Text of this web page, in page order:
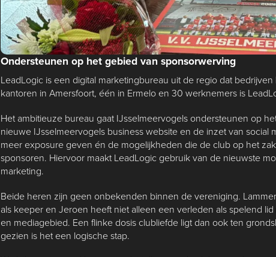
Ondersteunen op het gebied van sponsorwerving
LeadLogic is een digital marketingbureau uit de regio dat
kantoren in Amersfoort, één in Ermelo en 30 werknemers is
Het ambitieuze bureau gaat IJsselmeervogels ondersteunen op
nieuwe IJsselmeervogels business website en de inzet van social
meer exposure geven én de mogelijkheden die de club op het
sponsoren. Hiervoor maakt LeadLogic gebruik van de nieuwste
marketing.
Beide heren zijn geen onbekenden binnen de vereniging.
als keeper en Jeroen heeft niet alleen een verleden als spelend
en mediagebied. Een flinke dosis clubliefde ligt dan ook ten
gezien is het een logische stap.